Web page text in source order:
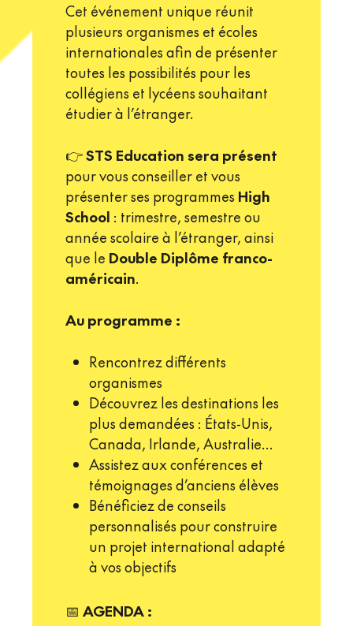
Cet événement unique réunit
plusieurs organismes et écoles
internationales afin de présenter
toutes les possibilités pour les
collégiens et lycéens souhaitant
étudier à l’étranger.
👉STS Education sera présent
pour vous conseiller et vous
présenter ses programmes High
School : trimestre, semestre ou
année scolaire à l’étranger, ainsi
que le Double Diplôme franco-
américain.
Au programme :
Rencontrez différents
organismes
Découvrez les destinations les
plus demandées : États-Unis,
Canada, Irlande, Australie…
Assistez aux conférences et
témoignages d’anciens élèves
Bénéficiez de conseils
personnalisés pour construire
un projet international adapté
à vos objectifs
📅 AGENDA :